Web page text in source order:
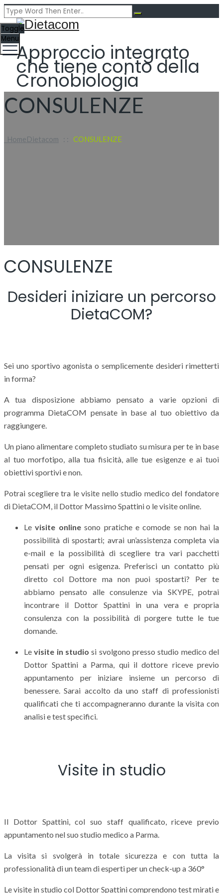
Approccio integrato
che tiene conto della
Cronobiologia
Toggle
Menu
CONSULENZE
HomeDietacom : : CONSULENZE
CONSULENZE
Desideri iniziare un percorso
DietaCOM?
Sei uno sportivo agonista o semplicemente desideri rimetterti
in forma?
A tua disposizione abbiamo pensato a varie opzioni di
programma DietaCOM pensate in base al tuo obiettivo da
raggiungere.
Un piano alimentare completo studiato su misura per te in base
al tuo morfotipo, alla tua fisicità, alle tue esigenze e ai tuoi
obiettivi sportivi e non.
Potrai scegliere tra le visite nello studio medico del fondatore
di DietaCOM, il Dottor Massimo Spattini o le visite online.
Levisite onlinesono pratiche e comode se non hai la
possibilità di spostarti; avrai un’assistenza completa via
e-mail e la possibilità di scegliere tra vari pacchetti
pensati per ogni esigenza. Preferisci un contatto più
diretto col Dottore ma non puoi spostarti? Per te
abbiamo pensato alle consulenze via SKYPE, potrai
incontrare il Dottor Spattini in una vera e propria
consulenza con la possibilità di porgere tutte le tue
domande.
Levisite in studio si svolgono presso studio medico del
Dottor Spattini a Parma, qui il dottore riceve previo
appuntamento per iniziare insieme un percorso di
benessere. Sarai accolto da uno staff di professionisti
qualificati che ti accompagneranno durante la visita con
analisi e test specifici.
Visite in studio
Il Dottor Spattini, col suo staff qualificato, riceve previo
appuntamento nel suo studio medico a Parma.
La visita si svolgerà in totale sicurezza e con tutta la
professionalità di un team di esperti per un check-up a 360°
Le visite in studio col Dottor Spattini comprendono test mirati e